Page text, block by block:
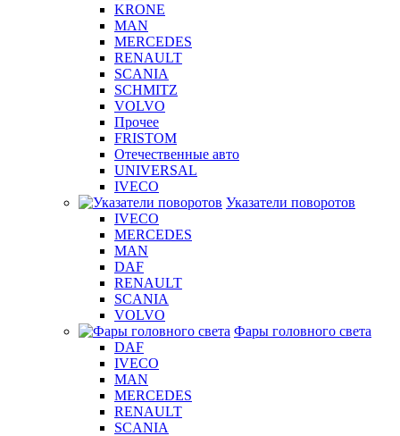
KRONE
MAN
MERCEDES
RENAULT
SCANIA
SCHMITZ
VOLVO
Прочее
FRISTOM
Отечественные авто
UNIVERSAL
IVECO
Указатели поворотов
IVECO
MERCEDES
MAN
DAF
RENAULT
SCANIA
VOLVO
Фары головного света
DAF
IVECO
MAN
MERCEDES
RENAULT
SCANIA